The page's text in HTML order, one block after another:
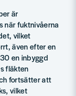
är
när fuktnivåerna
vilket
även efter en
en inbyggd
fläkten
fortsätter att
vilket